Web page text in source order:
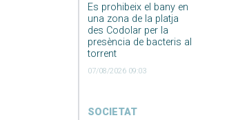
Es prohibeix el bany en
una zona de la platja
des Codolar per la
presència de bacteris al
torrent
07/08/2026 09:03
SOCIETAT